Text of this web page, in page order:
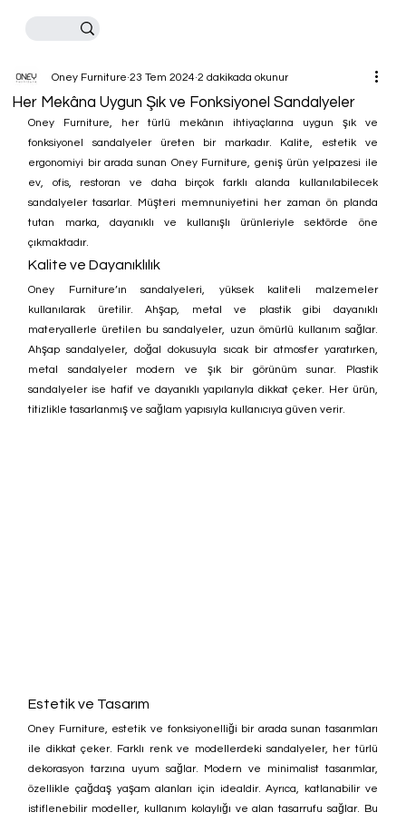
Her Mekâna Uygun Şık ve Fonksiyonel Sandalyeler
Oney Furniture 23 Tem 2024 2 dakikada okunur
Oney Furniture, her türlü mekânın ihtiyaçlarına uygun şık ve
fonksiyonel sandalyeler üreten bir markadır. Kalite, estetik ve
ergonomiyi bir arada sunan Oney Furniture, geniş ürün yelpazesi ile
ev, ofis, restoran ve daha birçok farklı alanda kullanılabilecek
sandalyeler tasarlar. Müşteri memnuniyetini her zaman ön planda
tutan marka, dayanıklı ve kullanışlı ürünleriyle sektörde öne
çıkmaktadır.
Kalite ve Dayanıklılık
Oney Furniture’ın sandalyeleri, yüksek kaliteli malzemeler
kullanılarak üretilir. Ahşap, metal ve plastik gibi dayanıklı
materyallerle üretilen bu sandalyeler, uzun ömürlü kullanım sağlar.
Ahşap sandalyeler, doğal dokusuyla sıcak bir atmosfer yaratırken,
metal sandalyeler modern ve şık bir görünüm sunar. Plastik
sandalyeler ise hafif ve dayanıklı yapılarıyla dikkat çeker. Her ürün,
titizlikle tasarlanmış ve sağlam yapısıyla kullanıcıya güven verir.
Estetik ve Tasarım
Oney Furniture, estetik ve fonksiyonelliği bir arada sunan tasarımları
ile dikkat çeker. Farklı renk ve modellerdeki sandalyeler, her türlü
dekorasyon tarzına uyum sağlar. Modern ve minimalist tasarımlar,
özellikle çağdaş yaşam alanları için idealdir. Ayrıca, katlanabilir ve
istiflenebilir modeller, kullanım kolaylığı ve alan tasarrufu sağlar. Bu